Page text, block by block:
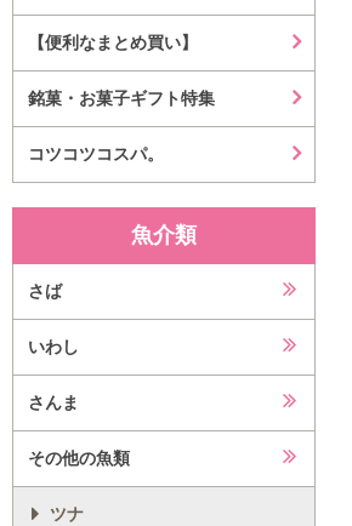
【便利なまとめ買い】
銘菓・お菓子ギフト特集
コツコツコスパ。
魚介類
さば
いわし
さんま
その他の魚類
ツナ